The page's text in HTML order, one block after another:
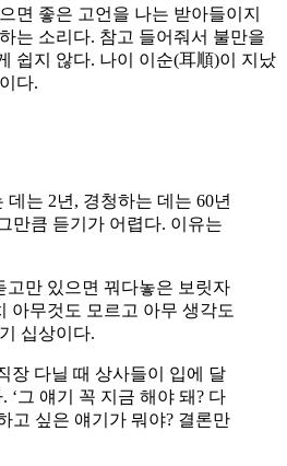
면 좋은 고언을 나는 받아들이지
는 소리다. 참고 들어줘서 불만을
쉽지 않다. 나이 이순(耳順)이 지났
다.
데는 2년, 경청하는 데는 60년
만큼 듣기가 어렵다. 이유는
고만 있으면 꿔다놓은 보릿자
아무것도 모르고 아무 생각도
십상이다.
장 다닐 때 상사들이 입에 달
‘그 얘기 꼭 지금 해야 돼? 다
고 싶은 얘기가 뭐야? 결론만